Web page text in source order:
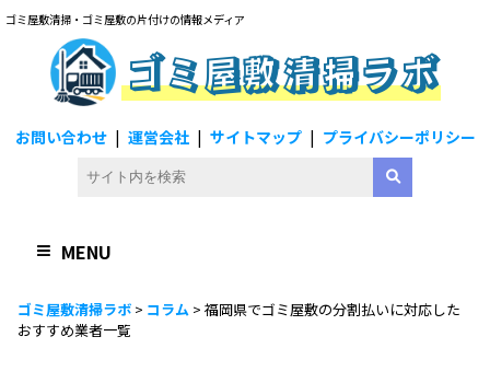
ゴミ屋敷清掃・ゴミ屋敷の片付けの情報メディア
ゴミ屋敷清掃ラボ
お問い合わせ 運営会社 サイトマップ プライバシーポリシー
MENU
ゴミ屋敷清掃ラボ > コラム > 福岡県でゴミ屋敷の分割払いに対応した
おすすめ業者一覧